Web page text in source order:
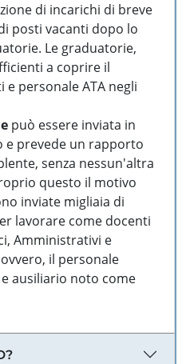
di incarichi di breve
posti vacanti dopo lo
Le graduatorie,
a coprire il
personale ATA negli
può essere inviata in
e prevede un rapporto
senza nessun'altra
questo il motivo
inviate migliaia di
lavorare come docenti
Amministrativi e
il personale
ausiliario noto come